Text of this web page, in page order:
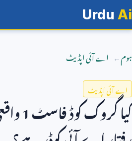
Urdu Ai
ہوم اے آئی اپڈیٹ
اے آئی اپڈیٹ
کیا گروک کوڈ فاسٹ1